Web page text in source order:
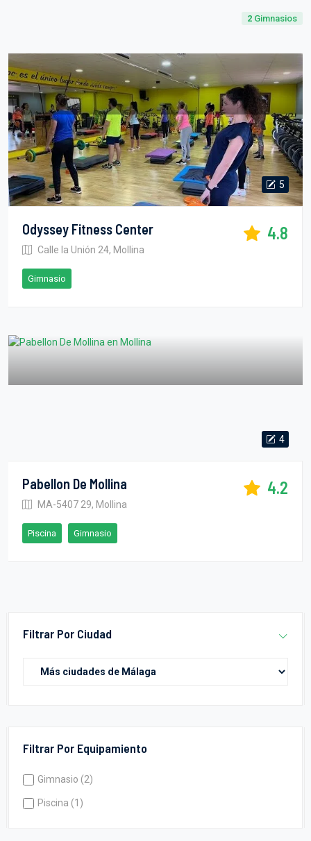
2 Gimnasios
Filtrar Por Ciudad
Filtrar Por Equipamiento
Gimnasio (2)
Piscina (1)
5
Odyssey Fitness Center
Calle la Unión 24, Mollina
4.8
Gimnasio
4
Pabellon De Mollina
MA-5407 29, Mollina
4.2
Piscina Gimnasio